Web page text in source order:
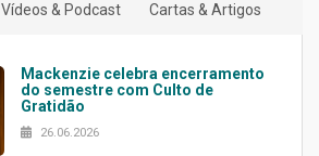
Vídeos & Podcast Cartas & Artigos
Mackenzie celebra encerramento
do semestre com Culto de
Gratidão
26.06.2026